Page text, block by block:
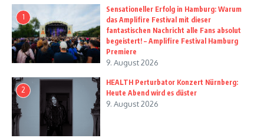
1
Sensationeller Erfolg in Hamburg: Warum
das Amplifire Festival mit dieser
fantastischen Nachricht alle Fans absolut
begeistert! – Amplifire Festival Hamburg
Premiere
9. August 2026
2
HEALTH Perturbator Konzert Nürnberg:
Heute Abend wird es düster
9. August 2026